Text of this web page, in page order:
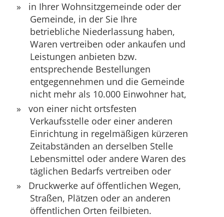
in Ihrer Wohnsitzgemeinde oder der
Gemeinde, in der Sie Ihre
betriebliche Niederlassung haben,
Waren vertreiben oder ankaufen und
Leistungen anbieten bzw.
entsprechende Bestellungen
entgegennehmen und die Gemeinde
nicht mehr als 10.000 Einwohner hat,
von einer nicht ortsfesten
Verkaufsstelle oder einer anderen
Einrichtung in regelmäßigen kürzeren
Zeitabständen an derselben Stelle
Lebensmittel oder andere Waren des
täglichen Bedarfs vertreiben oder
Druckwerke auf öffentlichen Wegen,
Straßen, Plätzen oder an anderen
öffentlichen Orten feilbieten.